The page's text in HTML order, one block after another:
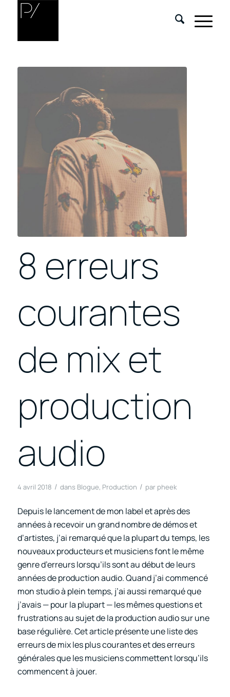
8 erreurs
courantes
de mix et
production
audio
4 avril 2018 / dans Blogue, Production / par pheek
Depuis le lancement de mon label et après des
années à recevoir un grand nombre de démos et
d’artistes, j’ai remarqué que la plupart du temps, les
nouveaux producteurs et musiciens font le même
genre d’erreurs lorsqu’ils sont au début de leurs
années de production audio. Quand j’ai commencé
mon studio à plein temps, j’ai aussi remarqué que
j’avais — pour la plupart — les mêmes questions et
frustrations au sujet de la production audio sur une
base régulière. Cet article présente une liste des
erreurs de mix les plus courantes et des erreurs
générales que les musiciens commettent lorsqu’ils
commencent à jouer.